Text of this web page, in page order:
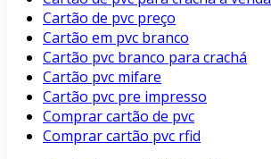
Cartão de pvc preço
Cartão em pvc branco
Cartão pvc branco para crachá
Cartão pvc mifare
Cartão pvc pre impresso
Comprar cartão de pvc
Comprar cartão pvc rfid